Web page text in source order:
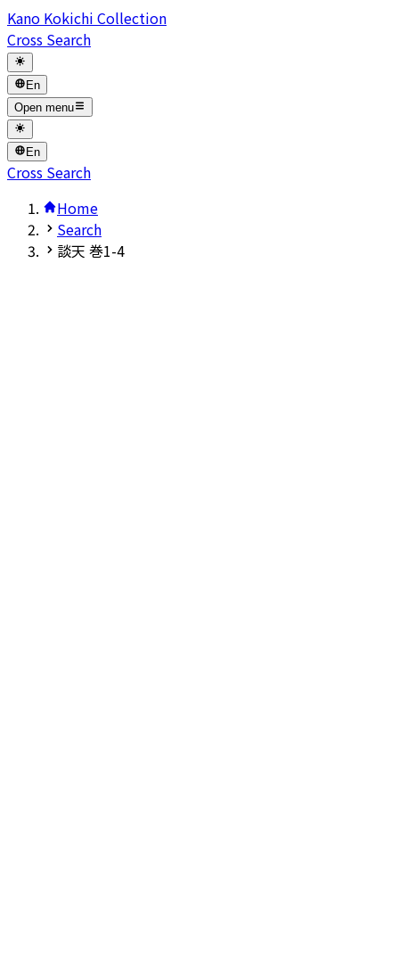
Kano Kokichi Collection
Cross Search
En
Open menu
En
Cross Search
Home
Search
談天 巻1-4